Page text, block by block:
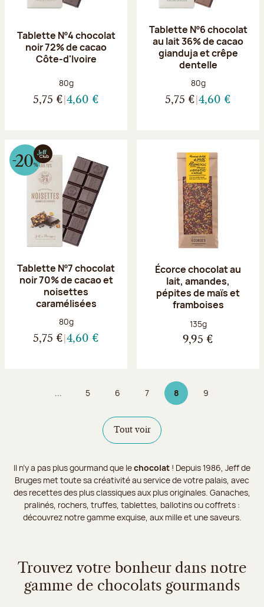
Tablette Nº4 chocolat
noir 72% de cacao
Côte-d'Ivoire
Poids net :
80g
5,75 € 4,60 €
Tablette Nº6 chocolat
au lait 36% de cacao
gianduja et crêpe
dentelle
Poids net :
80g
5,75 € 4,60 €
Tablette Nº7 chocolat
noir 70% de cacao et
noisettes
caramélisées
Poids net :
80g
5,75 € 4,60 €
Écorce chocolat au
lait, amandes,
pépites de maïs et
framboises
Poids net :
135g
9,95 €
... Page
5 Page
6 Page
7 8Page 8 sur 9
Page
9
Tout voir
Il n’y a pas plus gourmand que lechocolat ! Depuis 1986, Jeff de
Bruges met toute sa créativité au service de votre palais, avec
des recettes des plus classiques aux plus originales. Ganaches,
pralinés, rochers, truffes, tablettes, ballotins ou coffrets :
découvrez notre gamme exquise, aux mille et une saveurs.
Trouvez votre bonheur dans notre
gamme de chocolats gourmands